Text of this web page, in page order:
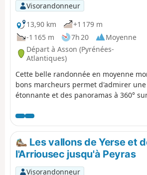
Visorandonneur
13,90 km
+1 179 m
-1 165 m
7h 20
Moyenne
Départ à Asson (Pyrénées-
Atlantiques)
Cette belle randonnée en moyenne
bons marcheurs permet d'admirer
étonnante et des panoramas à 360°
une rude ascension, on parcourt les
Plateau de l'Isarce et une crête
cheval sur les Hautes-Pyrénées et les
Atlantiques, jusqu'au modeste
Génie Braque. Bien connu des locaux,
un dépaysement garanti !
Les vallons de Yerse et
l'Arriousec jusqu'à Peyras
Visorandonneur